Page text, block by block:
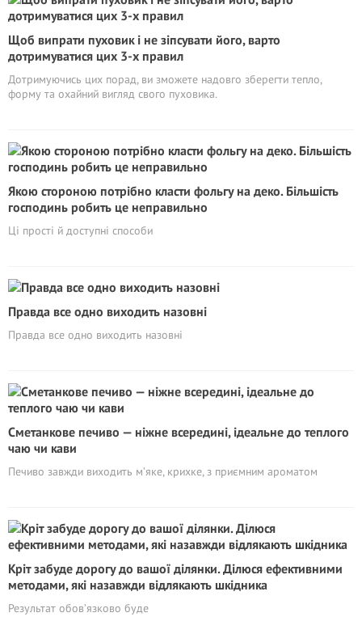
Щоб випрати пуховик і не зіпсувати його, варто
дотримуватися цих 3-х правил
Дотримуючись цих порад, ви зможете надовго зберегти тепло,
форму та охайний вигляд свого пуховика.
Якою стороною потрібно класти фольгу на деко. Більшість
господинь робить це неправильно
Ці прості й доступні способи
Правда все одно виходить назовні
Правда все одно виходить назовні
Сметанкове печиво — ніжне всередині, ідеальне до теплого
чаю чи кави
Печиво завжди виходить м’яке, крихке, з приємним ароматом
Кріт забуде дорогу до вашої ділянки. Ділюся ефективними
методами, які назавжди відлякають шкідника
Результат обов’язково буде